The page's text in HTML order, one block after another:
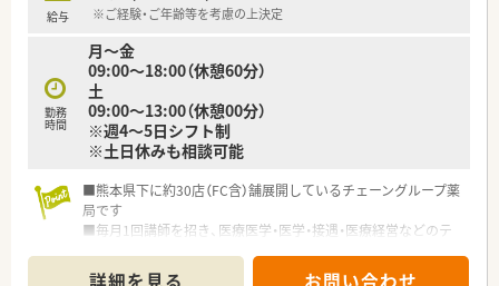
が可能
・年1度の健康診断、インフルエンザ予防接種補助金有り
・残業代は1分単位で支給
弊社は優良派遣事業者として厚生労働省より認定を受けていま
すので、
安心してご就業して頂けるサポート体制・福利厚生が整っており
給与 ※ご経験・ご年齢等を考慮の上決定
勤務
時間
月～金
09:00～18:00（休憩60分）
土
09:00～13:00（休憩00分）
※週4～5日シフト制
※土日休みも相談可能
■熊本県下に約30店（FC含）舗展開しているチェーングループ薬
局です
■毎月1回講師を招き、医療医学・医学・接遇・医療経営などのテ
薬剤師としてのレベルアップに熱心な薬局です